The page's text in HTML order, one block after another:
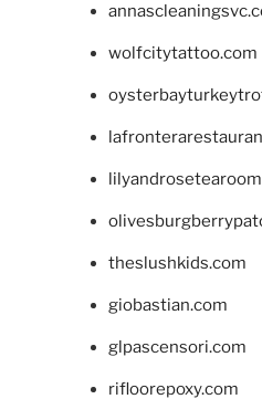
wolfcitytattoo.com
theslushkids.com
giobastian.com
glpascensori.com
rifloorepoxy.com